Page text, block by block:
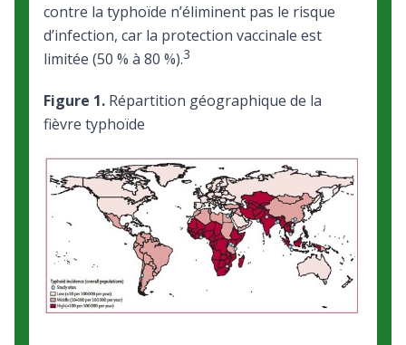
contre la typhoïde n’éliminent pas le risque
d’infection, car la protection vaccinale est
limitée (50 % à 80 %).3
Figure 1. Répartition géographique de la
fièvre typhoïde